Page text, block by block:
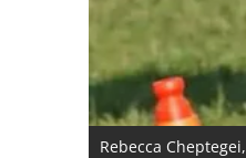
Rebecca